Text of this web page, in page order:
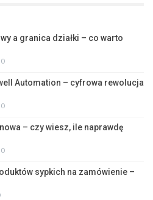
a granica działki – co warto
0
Automation – cyfrowa rewolucja
0
– czy wiesz, ile naprawdę
0
sypkich na zamówienie –